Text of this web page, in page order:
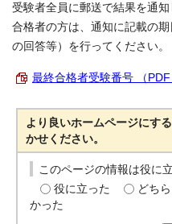
受験者全員に郵送で結果を通知
合格者の方は、通知に記載の
の回答等）を行ってください。
最終合格者受験番号 （PDF
より良いホームページにす
かせください。
このページの情報は役に
役に立った
どち
かった